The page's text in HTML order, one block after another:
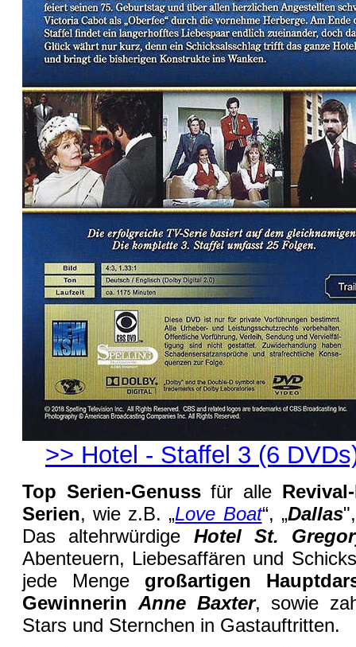
>> Hotel - Staffel 3 (6
Top Serien-Genussfür alle
Serien, wie z.B. „Love Boat“, „Dallas
Das altehrwürdige Hotel St.
Abenteuern, Liebesaffären und
jede Menge großartigen
Gewinnerin Anne Baxter, sowie
Stars und Sternchen in Gastauftritten.